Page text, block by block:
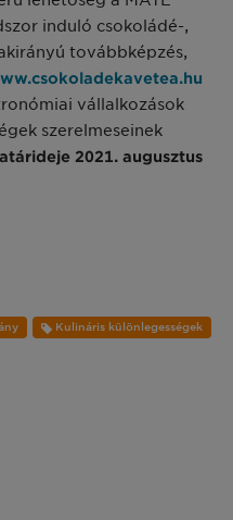
induló csokoládé-,
továbbképzés,
vállalkozások
szerelmeseinek
2021. augusztus
Kulináris különlegességek